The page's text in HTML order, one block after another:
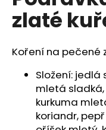
0,0
z
hviezdičiek.
zlaté
Koření na pečené
Složení: jedlá
mletá sladká,
kurkuma
koriandr,
á
j
s
ť